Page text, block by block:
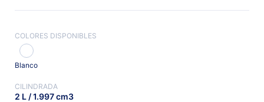
COLORES DISPONIBLES
Blanco
CILINDRADA
2 L / 1.997 cm3